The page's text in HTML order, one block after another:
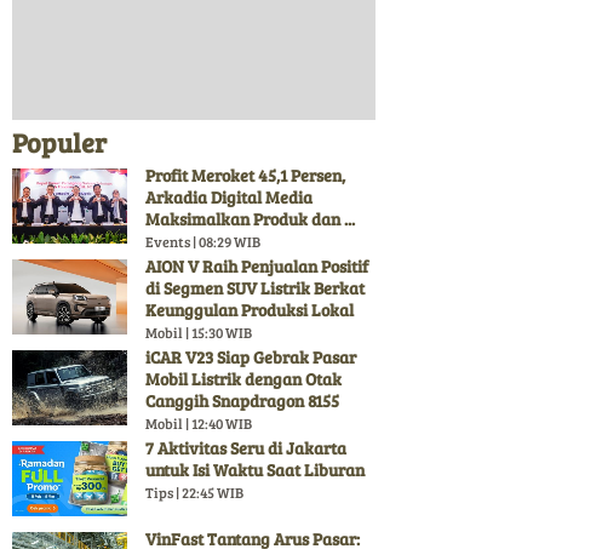
Populer
Profit Meroket 45,1 Persen,
Arkadia Digital Media
Maksimalkan Produk dan ...
Events | 08:29 WIB
AION V Raih Penjualan Positif
di Segmen SUV Listrik Berkat
Keunggulan Produksi Lokal
Mobil | 15:30 WIB
iCAR V23 Siap Gebrak Pasar
Mobil Listrik dengan Otak
Canggih Snapdragon 8155
Mobil | 12:40 WIB
7 Aktivitas Seru di Jakarta
untuk Isi Waktu Saat Liburan
Tips | 22:45 WIB
VinFast Tantang Arus Pasar: